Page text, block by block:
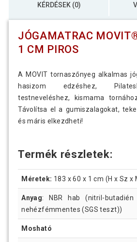
KÉRDÉSEK (0)
JÓGAMATRAC
1 CM PIROS
A MOVIT tornaszőnyeg alkalmas
hasizom edzéshez,
testneveléshez, kismama
Távolítsa el a gumiszalagokat,
és máris elkezdheti!
Termék részletek:
Méretek: 183 x 60 x 1 cm (H x Sz x
Anyag: NBR hab (nitril-
nehézfémmentes (SGS teszt))
Mosható